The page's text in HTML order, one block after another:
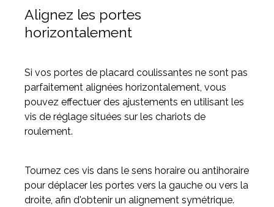
Alignez les portes
horizontalement
Si vos portes de placard coulissantes ne sont pas
parfaitement alignées horizontalement, vous
pouvez effectuer des ajustements en utilisant les
vis de réglage situées sur les chariots de
roulement.
Tournez ces vis dans le sens horaire ou antihoraire
pour déplacer les portes vers la gauche ou vers la
droite, afin d'obtenir un alignement symétrique.